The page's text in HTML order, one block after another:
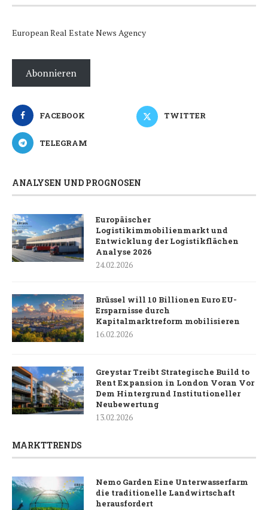
European Real Estate News Agency
Abonnieren
FACEBOOK TWITTER
TELEGRAM
ANALYSEN UND PROGNOSEN
Europäischer
Logistikimmobilienmarkt und
Entwicklung der Logistikflächen
Analyse 2026
24.02.2026
Brüssel will 10 Billionen Euro EU-
Ersparnisse durch
Kapitalmarktreform mobilisieren
16.02.2026
Greystar Treibt Strategische Build to
Rent Expansion in London Voran Vor
Dem Hintergrund Institutioneller
Neubewertung
13.02.2026
MARKTTRENDS
Nemo Garden Eine Unterwasserfarm
die traditionelle Landwirtschaft
herausfordert